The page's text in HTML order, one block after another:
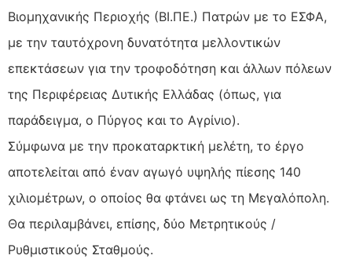
Βιομηχανικής Περιοχής (ΒΙ.ΠΕ.) Πατρών με το ΕΣΦΑ,
με την ταυτόχρονη δυνατότητα μελλοντικών
επεκτάσεων για την τροφοδότηση και άλλων πόλεων
της Περιφέρειας Δυτικής Ελλάδας (όπως, για
παράδειγμα, ο Πύργος και το Αγρίνιο).
Σύμφωνα με την προκαταρκτική μελέτη, το έργο
αποτελείται από έναν αγωγό υψηλής πίεσης 140
χιλιομέτρων, ο οποίος θα φτάνει ως τη Μεγαλόπολη.
Θα περιλαμβάνει, επίσης, δύο Μετρητικούς /
Ρυθμιστικούς Σταθμούς.